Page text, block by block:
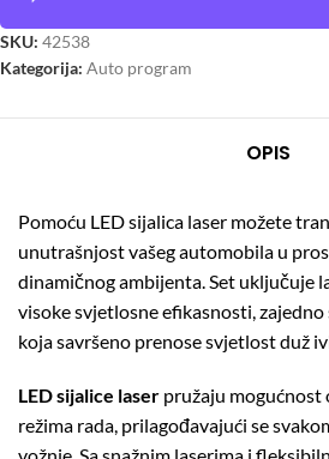
SKU: 42538
Kategorija: Auto program
OPIS
Pomoću LED sijalica laser možete
unutrašnjost vašeg automobila u
dinamičnog ambijenta. Set uključuje
visoke svjetlosne efikasnosti,
koja savršeno prenose svjetlost duž
LED sijalice laser pružaju
režima rada, prilagođavajući se